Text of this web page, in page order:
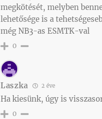
megkötését, melyben
lehetősége is a
még NB3-as ESMTK-val
0
Laszka 2 éve
Ha kiesünk, úgy is
0